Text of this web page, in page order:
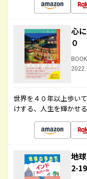
心
０
世界を４０年以上歩い
けする、人生を輝かせ
地
2-